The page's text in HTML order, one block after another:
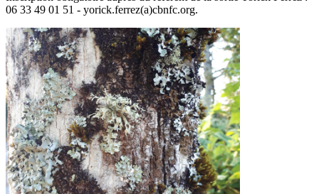
06 33 49 01 51 - yorick.ferrez(a)cbnfc.org.